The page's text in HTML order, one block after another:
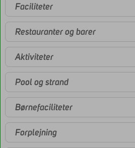
Faciliteter
Restauranter og barer
Aktiviteter
Pool og strand
Børnefaciliteter
Forplejning